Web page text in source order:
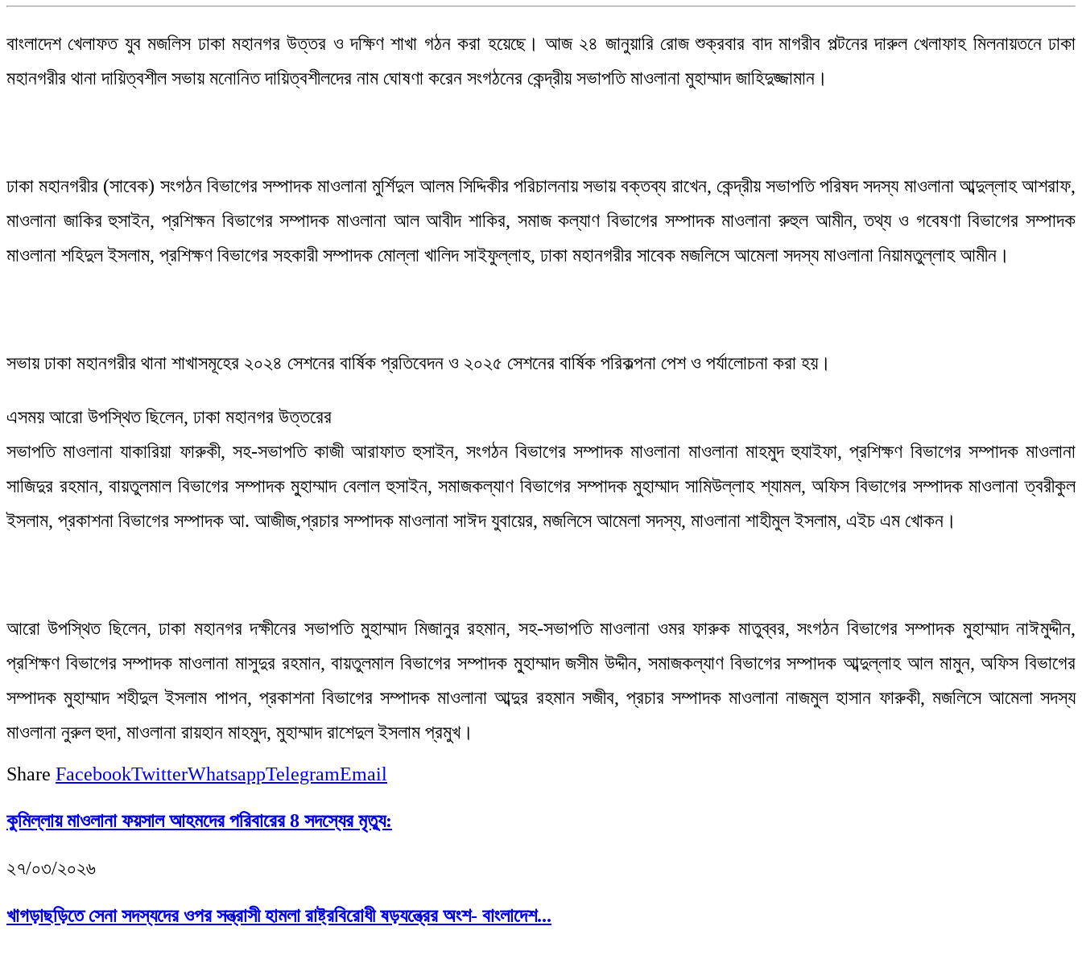
বাংলাদেশ খেলাফত যুব মজলিস ঢাকা মহানগর উত্তর ও দক্ষিণ শাখা গঠন করা হয়েছে। আজ ২৪ জানুয়ারি রোজ শুক্রবার বাদ মাগরীব পল্টনের দারুল খেলাফাহ মিলনায়তনে ঢাকা
মহানগরীর থানা দায়িত্বশীল সভায় মনোনিত দায়িত্বশীলদের নাম ঘোষণা করেন সংগঠনের কেন্দ্রীয় সভাপতি মাওলানা মুহাম্মাদ জাহিদুজ্জামান।
ঢাকা মহানগরীর (সাবেক) সংগঠন বিভাগের সম্পাদক মাওলানা মুর্শিদুল আলম সিদ্দিকীর পরিচালনায় সভায় বক্তব্য রাখেন, কেন্দ্রীয় সভাপতি পরিষদ সদস্য মাওলানা আব্দুল্লাহ আশরাফ,
মাওলানা জাকির হুসাইন, প্রশিক্ষন বিভাগের সম্পাদক মাওলানা আল আবীদ শাকির, সমাজ কল্যাণ বিভাগের সম্পাদক মাওলানা রুহুল আমীন, তথ্য ও গবেষণা বিভাগের সম্পাদক
মাওলানা শহিদুল ইসলাম, প্রশিক্ষণ বিভাগের সহকারী সম্পাদক মোল্লা খালিদ সাইফুল্লাহ, ঢাকা মহানগরীর সাবেক মজলিসে আমেলা সদস্য মাওলানা নিয়ামতুল্লাহ আমীন।
সভায় ঢাকা মহানগরীর থানা শাখাসমূহের ২০২৪ সেশনের বার্ষিক প্রতিবেদন ও ২০২৫ সেশনের বার্ষিক পরিকল্পনা পেশ ও পর্যালোচনা করা হয়।
এসময় আরো উপস্থিত ছিলেন, ঢাকা মহানগর উত্তরের
সভাপতি মাওলানা যাকারিয়া ফারুকী, সহ-সভাপতি কাজী আরাফাত হুসাইন, সংগঠন বিভাগের সম্পাদক মাওলানা মাওলানা মাহমুদ হুযাইফা, প্রশিক্ষণ বিভাগের সম্পাদক মাওলানা
সাজিদুর রহমান, বায়তুলমাল বিভাগের সম্পাদক মু্হাম্মাদ বেলাল হুসাইন, সমাজকল্যাণ বিভাগের সম্পাদক মুহাম্মাদ সামিউল্লাহ শ্যামল, অফিস বিভাগের সম্পাদক মাওলানা ত্বরীকুল
ইসলাম, প্রকাশনা বিভাগের সম্পাদক আ. আজীজ,প্রচার সম্পাদক মাওলানা সাঈদ যুবায়ের, মজলিসে আমেলা সদস্য, মাওলানা শাহীমুল ইসলাম, এইচ এম খোকন।
আরো উপস্থিত ছিলেন, ঢাকা মহানগর দক্ষীনের সভাপতি মুহাম্মাদ মিজানুর রহমান, সহ-সভাপতি মাওলানা ওমর ফারুক মাতুব্বর, সংগঠন বিভাগের সম্পাদক মুহাম্মাদ নাঈমুদ্দীন,
প্রশিক্ষণ বিভাগের সম্পাদক মাওলানা মাসুদুর রহমান, বায়তুলমাল বিভাগের সম্পাদক মু্হাম্মাদ জসীম উদ্দীন, সমাজকল্যাণ বিভাগের সম্পাদক আব্দুল্লাহ আল মামুন, অফিস বিভাগের
সম্পাদক মুহাম্মাদ শহীদুল ইসলাম পাপন, প্রকাশনা বিভাগের সম্পাদক মাওলানা আব্দুর রহমান সজীব, প্রচার সম্পাদক মাওলানা নাজমুল হাসান ফারুকী, মজলিসে আমেলা সদস্য
মাওলানা নুরুল হুদা, মাওলানা রায়হান মাহমুদ, মুহাম্মাদ রাশেদুল ইসলাম প্রমুখ।
Share FacebookTwitterWhatsappTelegramEmail
কুমিল্লায় মাওলানা ফয়সাল আহমদের পরিবারের 8 সদস্যের মৃত্যু:
২৭/০৩/২০২৬
খাগড়াছড়িতে সেনা সদস্যদের ওপর সন্ত্রাসী হামলা রাষ্ট্রবিরোধী ষড়যন্ত্রের অংশ- বাংলাদেশ...